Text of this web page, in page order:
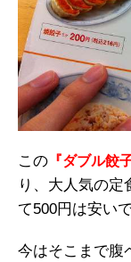
この 『ダブル餃
り、大人気の定
て500円は安い
今はそこまで腹